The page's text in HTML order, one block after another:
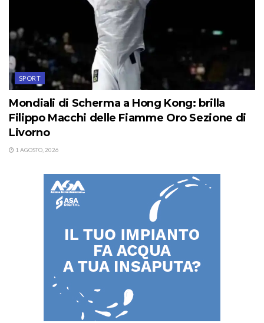
SPORT
Mondiali di Scherma a Hong Kong: brilla
Filippo Macchi delle Fiamme Oro Sezione di
Livorno
1 AGOSTO, 2026